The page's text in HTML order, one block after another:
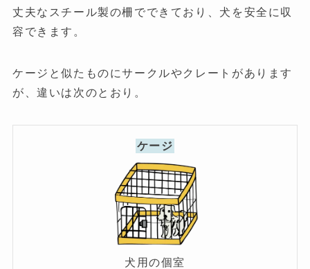
丈夫なスチール製の柵でできており、犬を安全に収
容できます。
ケージと似たものにサークルやクレートがあります
が、違いは次のとおり。
ケージ
犬用の個室